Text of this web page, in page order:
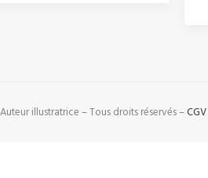
illustratrice – Tous droits réservés – CGV